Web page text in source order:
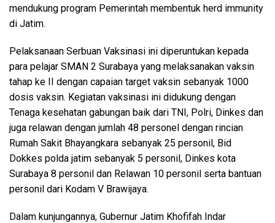
mendukung program Pemerintah membentuk herd immunity
di Jatim.
Pelaksanaan Serbuan Vaksinasi ini diperuntukan kepada
para pelajar SMAN 2 Surabaya yang melaksanakan vaksin
tahap ke II dengan capaian target vaksin sebanyak 1000
dosis vaksin. Kegiatan vaksinasi ini didukung dengan
Tenaga kesehatan gabungan baik dari TNI, Polri, Dinkes dan
juga relawan dengan jumlah 48 personel dengan rincian
Rumah Sakit Bhayangkara sebanyak 25 personil, Bid
Dokkes polda jatim sebanyak 5 personil, Dinkes kota
Surabaya 8 personil dan Relawan 10 personil serta bantuan
personil dari Kodam V Brawijaya.
Dalam kunjungannya, Gubernur Jatim Khofifah Indar